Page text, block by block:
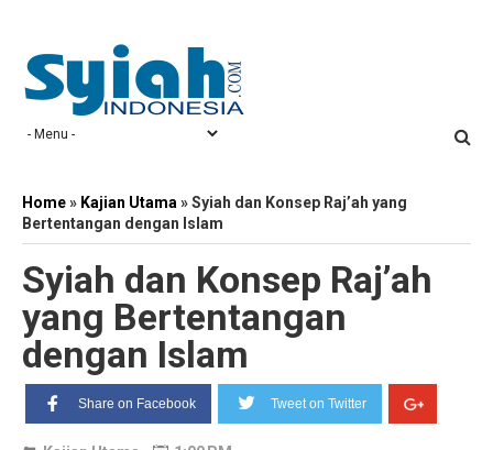
Home» Kajian Utama »Syiah dan Konsep Raj’ah yang
Bertentangan dengan Islam
Syiah dan Konsep Raj’ah
yang Bertentangan
dengan Islam
Share on Facebook Tweet on Twitter